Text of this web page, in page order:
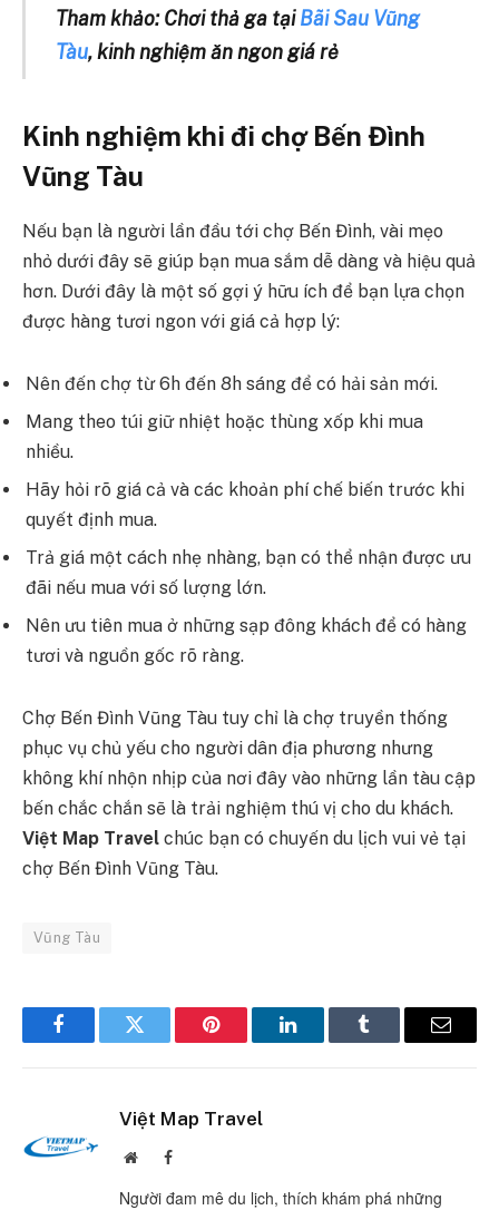
Tham khảo: Chơi thả ga tạiBãi Sau Vũng
Tàu, kinh nghiệm ăn ngon giá rẻ
Kinh nghiệm khi đi chợ Bến Đình
Vũng Tàu
Nếu bạn là người lần đầu tới chợ Bến Đình, vài mẹo
nhỏ dưới đây sẽ giúp bạn mua sắm dễ dàng và hiệu quả
hơn. Dưới đây là một số gợi ý hữu ích để bạn lựa chọn
được hàng tươi ngon với giá cả hợp lý:
Nên đến chợ từ 6h đến 8h sáng để có hải sản mới.
Mang theo túi giữ nhiệt hoặc thùng xốp khi mua
nhiều.
Hãy hỏi rõ giá cả và các khoản phí chế biến trước khi
quyết định mua.
Trả giá một cách nhẹ nhàng, bạn có thể nhận được ưu
đãi nếu mua với số lượng lớn.
Nên ưu tiên mua ở những sạp đông khách để có hàng
tươi và nguồn gốc rõ ràng.
Chợ Bến Đình Vũng Tàu tuy chỉ là chợ truyền thống
phục vụ chủ yếu cho người dân địa phương nhưng
không khí nhộn nhịp của nơi đây vào những lần tàu cập
bến chắc chắn sẽ là trải nghiệm thú vị cho du khách.
Việt Map Travel chúc bạn có chuyến du lịch vui vẻ tại
chợ Bến Đình Vũng Tàu.
Vũng Tàu
FacebookTwitter Pinterest LinkedInTumblr Email
Việt Map Travel
WebsiteFacebook
Người đam mê du lịch, thích khám phá những